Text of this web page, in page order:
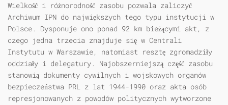
Wielkość i różnorodność zasobu pozwala zaliczyć
Archiwum IPN do największych tego typu instytucji w
Polsce. Dysponuje ono ponad 92 km bieżącymi akt, z
czego jedna trzecia znajduje się w Centrali
Instytutu w Warszawie, natomiast resztę zgromadziły
oddziały i delegatury. Najobszerniejszą część zasobu
stanowią dokumenty cywilnych i wojskowych organów
bezpieczeństwa PRL z lat 1944-1990 oraz akta osób
represjonowanych z powodów politycznych wytworzone